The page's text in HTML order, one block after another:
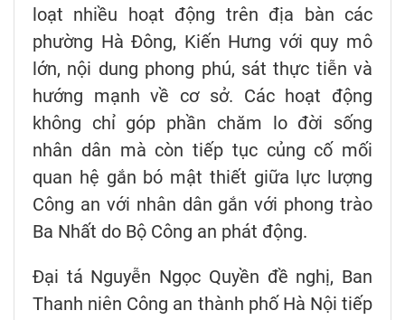
loạt nhiều hoạt động trên địa bàn các
phường Hà Đông, Kiến Hưng với quy mô
lớn, nội dung phong phú, sát thực tiễn và
hướng mạnh về cơ sở. Các hoạt động
không chỉ góp phần chăm lo đời sống
nhân dân mà còn tiếp tục củng cố mối
quan hệ gắn bó mật thiết giữa lực lượng
Công an với nhân dân gắn với phong trào
Ba Nhất do Bộ Công an phát động.
Đại tá Nguyễn Ngọc Quyền đề nghị, Ban
Thanh niên Công an thành phố Hà Nội tiếp